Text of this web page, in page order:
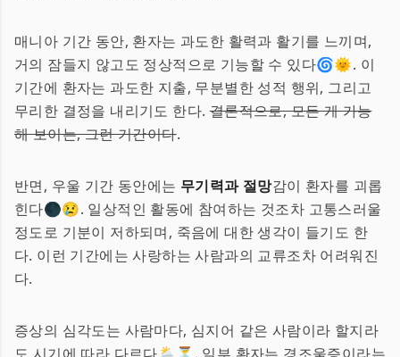
매니아 기간 동안, 환자는 과도한 활력과 활기를 느끼며,
거의 잠들지 않고도 정상적으로 기능할 수 있다🌀🌞. 이
기간에 환자는 과도한 지출, 무분별한 성적 행위, 그리고
무리한 결정을 내리기도 한다.결론적으로, 모든 게 가능
해 보이는, 그런 기간이다.
반면, 우울 기간 동안에는 무기력과 절망감이 환자를 괴롭
힌다🌑😢. 일상적인 활동에 참여하는 것조차 고통스러울
정도로 기분이 저하되며, 죽음에 대한 생각이 들기도 한
다. 이런 기간에는 사랑하는 사람과의 교류조차 어려워진
다.
증상의 심각도는 사람마다, 심지어 같은 사람이라 할지라